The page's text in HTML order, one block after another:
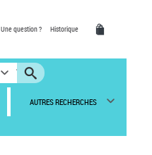
Une question ? Historique
AUTRES RECHERCHES